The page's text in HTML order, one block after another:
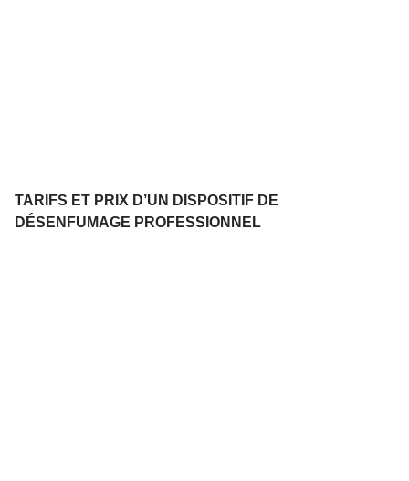
TARIFS ET PRIX D’UN DISPOSITIF DE
DÉSENFUMAGE PROFESSIONNEL